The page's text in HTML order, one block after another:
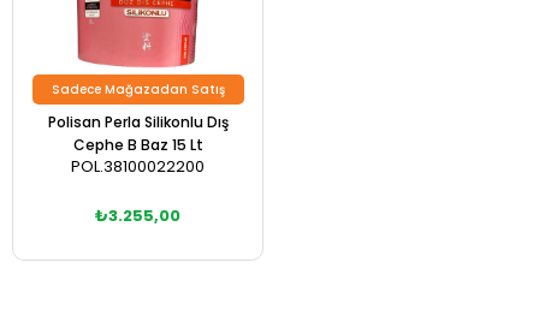
Polisan Perla Silikonlu Dış
Cephe B Baz 15 Lt
POL.38100022200
₺3.255,00
Sadece Mağazadan Satış